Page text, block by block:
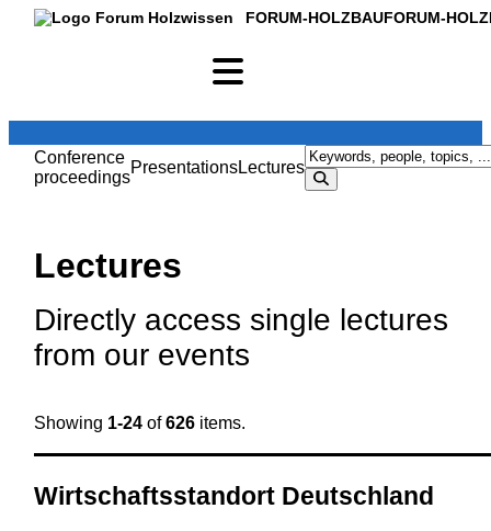
FORUM-HOLZBAUFORUM-
Conference
proceedings
PresentationsLectures
Lectures
Directly access single lectures
from our events
Showing 1-24 of626 items.
Wirtschaftsstandort Deutschland